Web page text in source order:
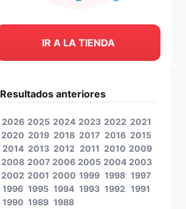
IR A LA TIENDA
Resultados anteriores
2026 2025 2024 2023 2022 2021
2020 2019 2018 2017 2016 2015
2014 2013 2012 2011 2010 2009
2008 2007 2006 2005 2004 2003
2002 2001 2000 1999 1998 1997
1996 1995 1994 1993 1992 1991
1990 1989 1988